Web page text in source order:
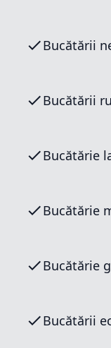
Bucătării
Bucătării
Bucătărie
Bucătărie
Bucătărie
Bucătării